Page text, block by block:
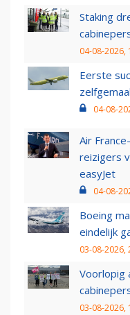
Staking
04-08-2026,
Eerste
04-08-
Air
reizigers
easyJet
04-08-
Boeing
eindelijk
03-08-2026,
Voorlopig
03-08-2026,